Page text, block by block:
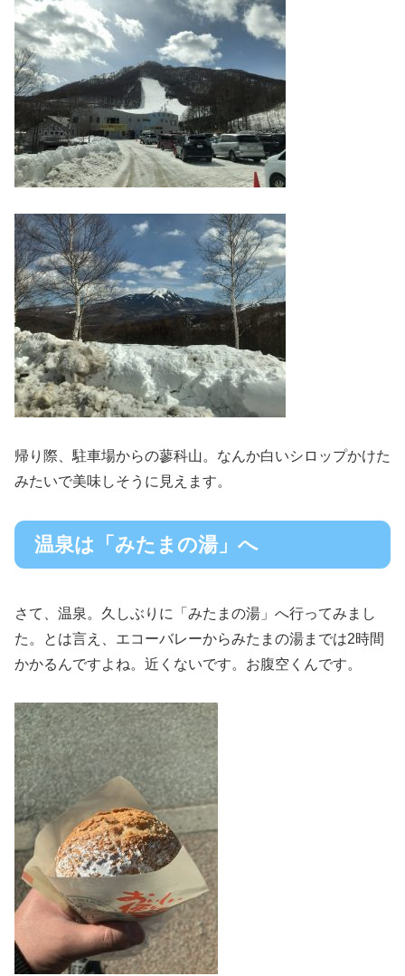
帰り際、駐車場からの蓼科山。なんか白いシロップかけた
みたいで美味しそうに見えます。
温泉は「みたまの湯」へ
さて、温泉。久しぶりに「みたまの湯」へ行ってみまし
た。とは言え、エコーバレーからみたまの湯までは2時間
かかるんですよね。近くないです。お腹空くんです。